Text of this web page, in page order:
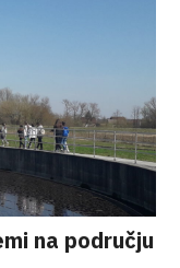
na području